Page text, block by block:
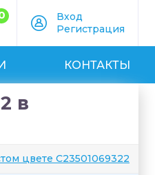
Вход
Регистрация
КОНТАКТЫ
в
цвете C23501069322